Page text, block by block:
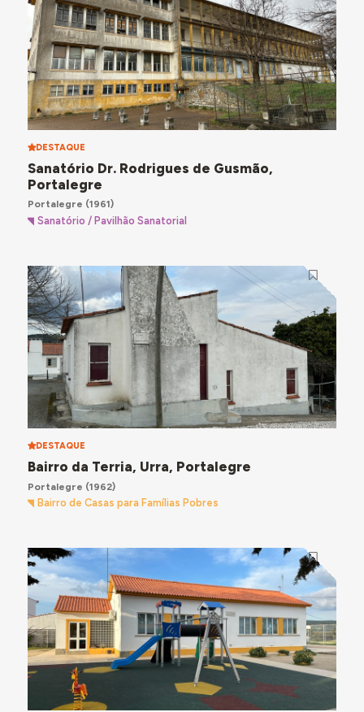
DESTAQUE
Sanatório Dr. Rodrigues de Gusmão,
Portalegre
Portalegre (1961)
Sanatório / Pavilhão Sanatorial
DESTAQUE
Bairro da Terria, Urra, Portalegre
Portalegre (1962)
Bairro de Casas para Famílias Pobres